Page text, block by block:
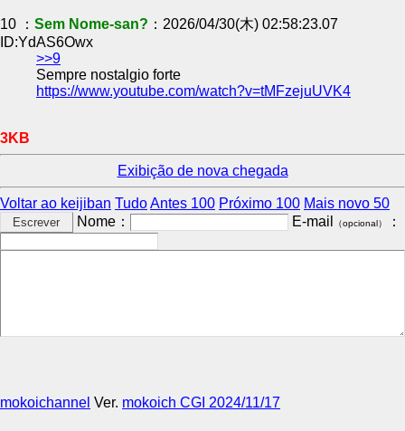
10 ： Sem Nome-san? ：2026/04/30(木) 02:58:23.07
ID:YdAS6Owx
>>9
Sempre nostalgio forte
https://www.youtube.com/watch?v=tMFzejuUVK4
3KB
Exibição de nova chegada
Voltar ao keijiban TudoAntes 100 Próximo 100 Mais novo 50
Nome：
E-mail （opcional） ：
mokoichannel Ver. mokoich CGI 2024/11/17